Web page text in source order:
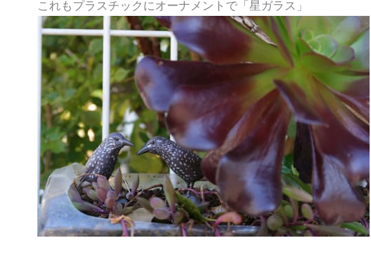
これもプラスチックにオーナメントで「星ガラス」